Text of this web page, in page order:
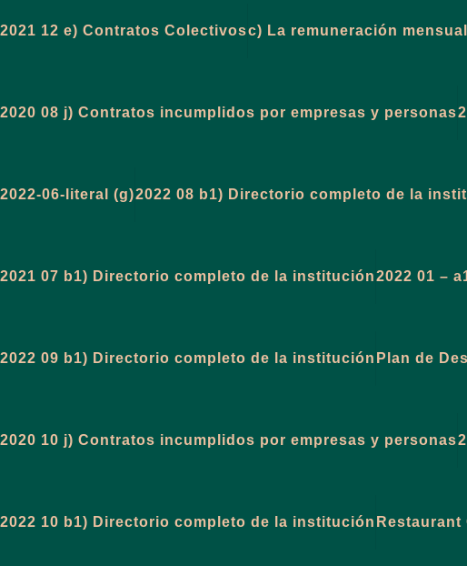
2021 12 e) Contratos Colectivosc) La remuneración
2020 08 j) Contratos incumplidos por empresas y personas
2022-06-literal (g)2022 08 b1) Directorio completo de la
2021 07 b1) Directorio completo de la institución2022 01 –
2022 09 b1) Directorio completo de la institución Plan de
2020 10 j) Contratos incumplidos por empresas y personas
2022 10 b1) Directorio completo de la institución Restaurant